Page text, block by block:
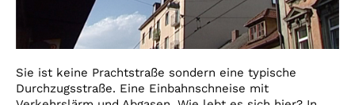
Sie ist keine Prachtstraße sondern eine typische
Durchzugsstraße. Eine Einbahnschneise mit